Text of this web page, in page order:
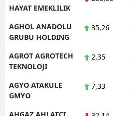
HAYAT EMEKLILIK
AGHOL ANADOLU
GRUBU HOLDING
35,26
AGROT AGROTECH
TEKNOLOJI
2,35
AGYO ATAKULE
GMYO
7,33